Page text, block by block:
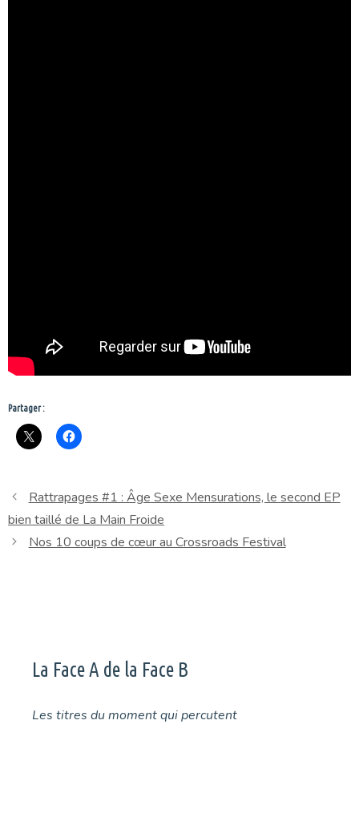
Partager :
Rattrapages #1 : Âge Sexe Mensurations, le second EP
bien taillé de La Main Froide
Nos 10 coups de cœur au Crossroads Festival
La Face A de la Face B
Les titres du moment qui percutent